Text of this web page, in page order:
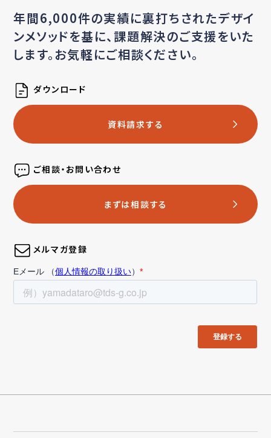
年間6,000件の実績に裏打ちされたデザイ
ンメソッドを基に、課題解決のご支援をいた
します。お気軽にご相談ください。
ダウンロード
資料請求する
ご相談・お問い合わせ
まずは相談する
メルマガ登録